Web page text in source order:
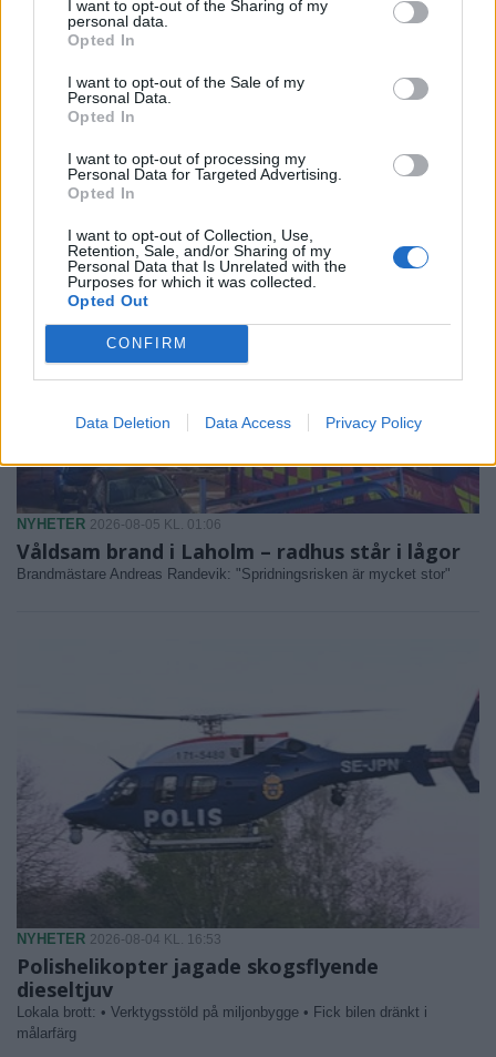
I want to opt-out of the Sharing of my
personal data.
Opted In
I want to opt-out of the Sale of my
Personal Data.
Opted In
I want to opt-out of processing my
Personal Data for Targeted Advertising.
Opted In
I want to opt-out of Collection, Use,
Retention, Sale, and/or Sharing of my
Personal Data that Is Unrelated with the
Purposes for which it was collected.
Opted Out
CONFIRM
Data Deletion Data Access Privacy Policy
NYHETER 2026-08-05 KL. 12:27
Brandmästaren: ”Vi var inte säkra på att vi
Storbranden kunde ha fått betydligt värre följder.
NYHETER 2026-08-05 KL. 01:06
Våldsam brand i Laholm – radhus står i lågor
Brandmästare Andreas Randevik: "Spridningsrisken är mycket stor"
NYHETER 2026-08-04 KL. 16:53
Polishelikopter jagade skogsflyende
dieseltjuv
Lokala brott: • Verktygsstöld på miljonbygge • Fick bilen dränkt i
målarfärg